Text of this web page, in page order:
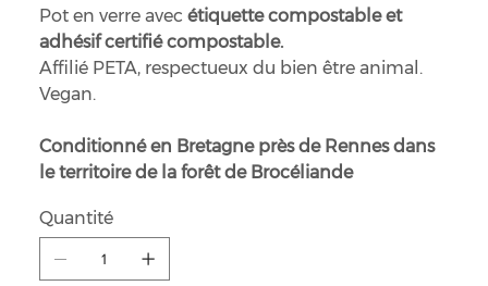
Pot en verre avec étiquette compostable et
adhésif certifié compostable.
Affilié PETA, respectueux du bien être animal.
Vegan.
Conditionné en Bretagne près de Rennes dans
le territoire de la forêt de Brocéliande
Quantité